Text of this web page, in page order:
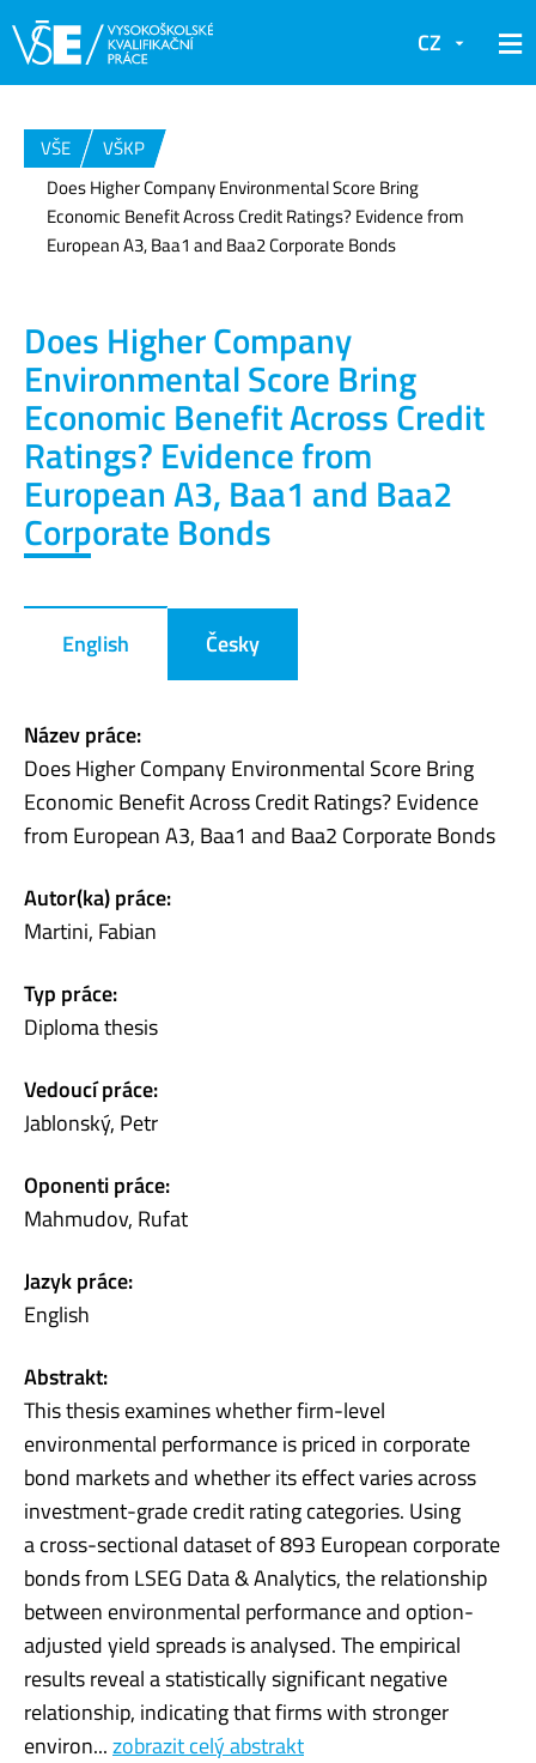
CZ
VŠE
VŠKP
Does Higher Company Environmental Score Bring
Economic Benefit Across Credit Ratings? Evidence from
European A3, Baa1 and Baa2 Corporate Bonds
Does Higher Company
Environmental Score Bring
Economic Benefit Across Credit
Ratings? Evidence from
European A3, Baa1 and Baa2
Corporate Bonds
English Česky
Název práce:
Does Higher Company Environmental Score Bring
Economic Benefit Across Credit Ratings? Evidence
from European A3, Baa1 and Baa2 Corporate Bonds
Autor(ka) práce:
Martini, Fabian
Typ práce:
Diploma thesis
Vedoucí práce:
Jablonský, Petr
Oponenti práce:
Mahmudov, Rufat
Jazyk práce:
English
Abstrakt:
This thesis examines whether firm-level
environmental performance is priced in corporate
bond markets and whether its effect varies across
investment-grade credit rating categories. Using
a cross-sectional dataset of 893 European corporate
bonds from LSEG Data & Analytics, the relationship
between environmental performance and option-
adjusted yield spreads is analysed. The empirical
results reveal a statistically significant negative
relationship, indicating that firms with stronger
environ...zobrazit celý abstrakt